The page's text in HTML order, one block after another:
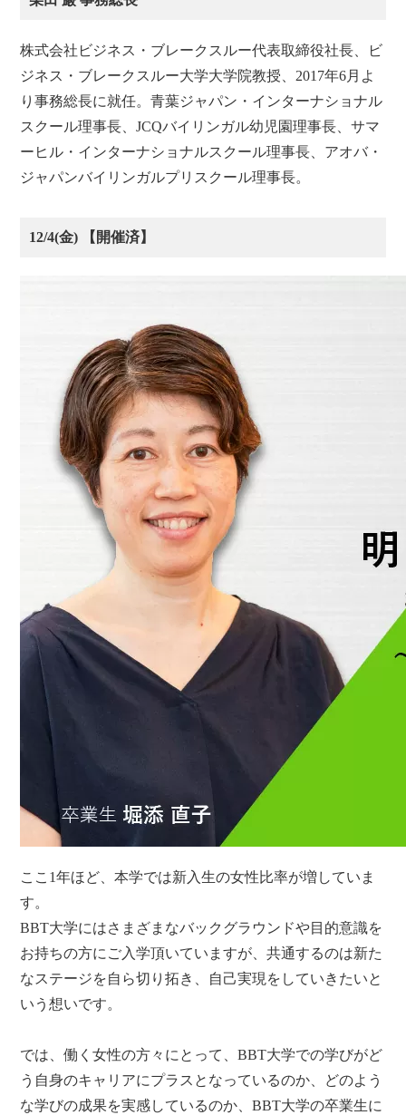
株式会社ビジネス・ブレークスルー代表取締役社長、ビ
ジネス・ブレークスルー大学大学院教授、2017年6月よ
り事務総長に就任。青葉ジャパン・インターナショナル
スクール理事長、JCQバイリンガル幼児園理事長、サマ
ーヒル・インターナショナルスクール理事長、アオバ・
ジャパンバイリンガルプリスクール理事長。
12/4(金) 【開催済】
ここ1年ほど、本学では新入生の女性比率が増していま
す。
BBT大学にはさまざまなバックグラウンドや目的意識を
お持ちの方にご入学頂いていますが、共通するのは新た
なステージを自ら切り拓き、自己実現をしていきたいと
いう想いです。
では、働く女性の方々にとって、BBT大学での学びがど
う自身のキャリアにプラスとなっているのか、どのよう
な学びの成果を実感しているのか、BBT大学の卒業生に